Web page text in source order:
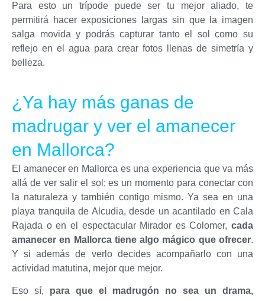
Para esto un trípode puede ser tu mejor aliado, te
permitirá hacer exposiciones largas sin que la imagen
salga movida y podrás capturar tanto el sol como su
reflejo en el agua para crear fotos llenas de simetría y
belleza.
¿Ya hay más ganas de
madrugar y ver el amanecer
en Mallorca?
El amanecer en Mallorca es una experiencia que va más
allá de ver salir el sol; es un momento para conectar con
la naturaleza y también contigo mismo. Ya sea en una
playa tranquila de Alcudia, desde un acantilado en Cala
Rajada o en el espectacular Mirador es Colomer, cada
amanecer en Mallorca tiene algo mágico que ofrecer.
Y si además de verlo decides acompañarlo con una
actividad matutina, mejor que mejor.
Eso sí, para que el madrugón no sea un drama,